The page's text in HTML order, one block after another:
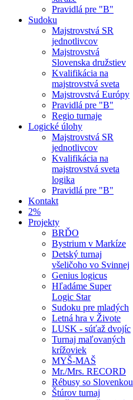
Pravidlá pre "B"
Sudoku
Majstrovstvá SR
jednotlivcov
Majstrovstvá
Slovenska družstiev
Kvalifikácia na
majstrovstvá sveta
Majstrovstvá Európy
Pravidlá pre "B"
Regio turnaje
Logické úlohy
Majstrovstvá SR
jednotlivcov
Kvalifikácia na
majstrovstvá sveta
logika
Pravidlá pre "B"
Kontakt
2%
Projekty
BRĎO
Bystrium v Markíze
Detský turnaj
všeličoho vo Svinnej
Genius logicus
Hľadáme Super
Logic Star
Sudoku pre mladých
Letná hra v Živote
LUSK - súťaž dvojíc
Turnaj maľovaných
krížoviek
MYŠ-MAŠ
Mr./Mrs. RECORD
Rébusy so Slovenkou
Štúrov turnaj